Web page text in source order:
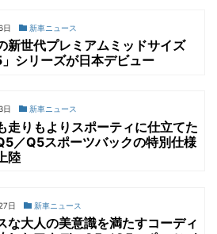
日 新車ニュース
新世代プレミアムミッドサイズ
シリーズが日本デビュー
日 新車ニュース
走りもよりスポーティに仕立てた
／Q5スポーツバックの特別仕様
陸
日 新車ニュース
な大人の美意識を満たすコーディ